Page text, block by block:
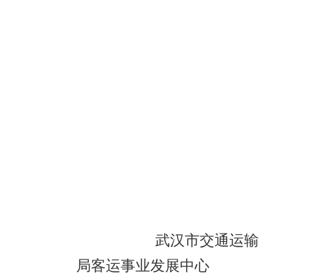
武汉市交通运输
局客运事业发展中心